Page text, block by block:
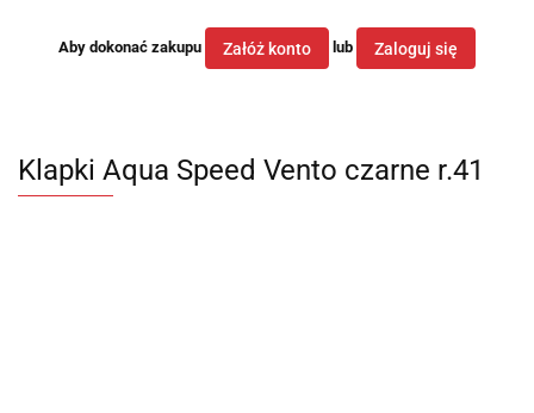
Aby dokonać zakupu Załóż konto lub Zaloguj się
Klapki Aqua Speed Vento czarne r.41